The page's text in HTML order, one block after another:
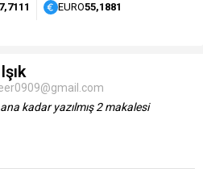
EURO55,1881
kadar yazılmış 2 makalesi